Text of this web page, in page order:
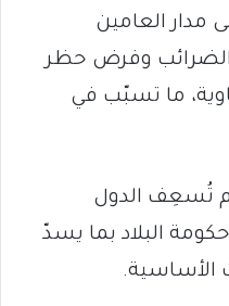
مدار العامين
وفرض حظر
ما تسبّب في
تُسعِف الدول
البلاد بما يسدّ
الأساسية.